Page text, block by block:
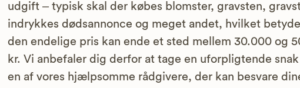
udgift – typisk skal der købes blomster, gravsten,
indrykkes dødsannonce og meget andet, hvilket
den endelige pris kan ende et sted mellem 30.000 og
kr. Vi anbefaler dig derfor at tage en uforpligtende
en af vores hjælpsomme rådgivere, der kan besvare